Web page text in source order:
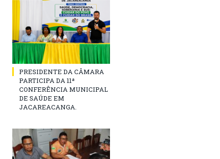
PRESIDENTE DA CÂMARA
PARTICIPA DA 11ª
CONFERÊNCIA MUNICIPAL
DE SAÚDE EM
JACAREACANGA.